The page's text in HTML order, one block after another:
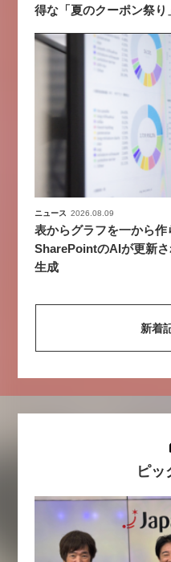
得な「夏のクーポン祭り
ニュース 2026.08.09
表からグラフを一から
SharePointのAIが更新
生成
新着
ピッ